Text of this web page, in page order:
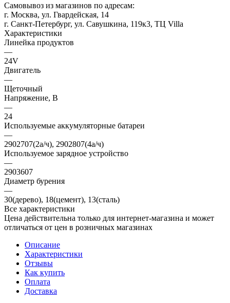
Самовывоз из магазинов по адресам:
г. Москва, ул. Гвардейская, 14
г. Санкт-Петербург, ул. Савушкина, 119к3, ТЦ Villa
Характеристики
Линейка продуктов
—
24V
Двигатель
—
Щеточный
Напряжение, В
—
24
Используемые аккумуляторные батареи
—
2902707(2а/ч), 2902807(4а/ч)
Используемое зарядное устройство
—
2903607
Диаметр бурения
—
30(дерево), 18(цемент), 13(сталь)
Все характеристики
Цена действительна только для интернет-магазина и может
отличаться от цен в розничных магазинах
Описание
Характеристики
Отзывы
Как купить
Оплата
Доставка